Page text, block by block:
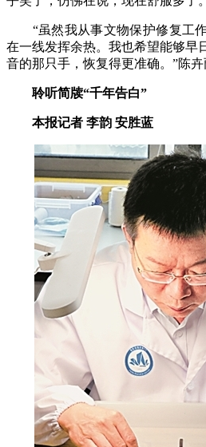
“虽然我从事文物保护修复工作
在一线发挥余热。我也希望能够早
音的那只手，恢复得更准确。”陈卉
聆听简牍“千年告白”
本报记者 李韵 安胜蓝